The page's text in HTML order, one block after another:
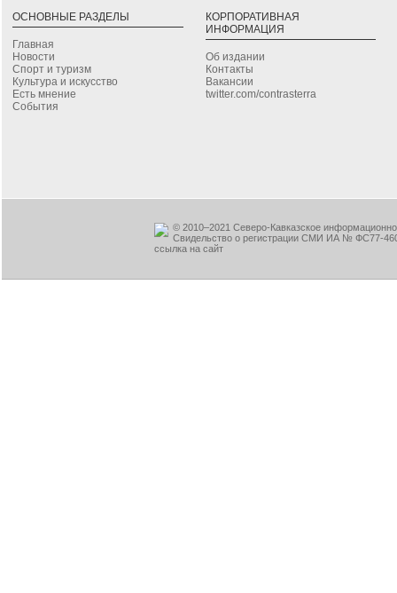
ОСНОВНЫЕ РАЗДЕЛЫ
Главная
Новости
Спорт и туризм
Культура и искусство
Есть мнение
События
КОРПОРАТИВНАЯ
ИНФОРМАЦИЯ
Об издании
Контакты
Вакансии
twitter.com/contrasterra
© 2010–2021 Северо-Кавказское
Свидельство о регистрации СМИ ИА № ФС77-
ссылка на сайт